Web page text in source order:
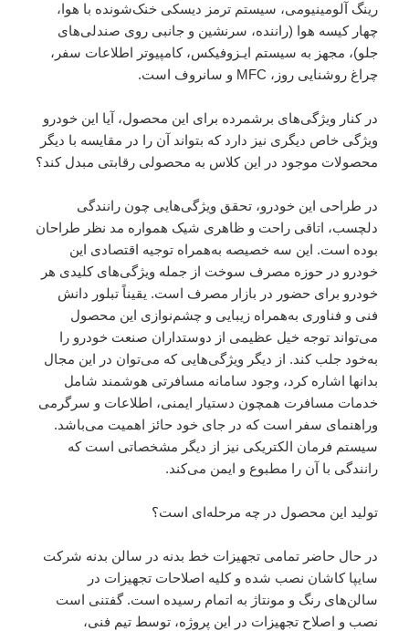
رینگ آلومینیومی، سیستم ترمز دیسکی خنک‌شونده با هوا،
چهار کیسه هوا (راننده، سرنشین و جانبی روی صندلی‌های
جلو)، مجهز به سیستم ایـزوفیکس، کامپیوتر اطلاعات سفر،
چراغ روشنایی روز، MFC و سانروف است.
در کنار ویژگی‌های برشمرده برای این محصول، آیا این خودرو
ویژگی خاص دیگری نیز دارد که بتواند آن را در مقایسه با دیگر
محصولات موجود در این کلاس به محصولی رقابتی مبدل کند؟
در طراحی این خودرو، تحقق ویژگی‌هایی چون رانندگی
دلچسب، اتاقی راحت و ظاهری شیک همواره مد نظر طراحان
بوده است. این سه خصیصه به‌همراه توجیه اقتصادی این
خودرو در حوزه مصرف سوخت از جمله ویژگی‌های کلیدی هر
خودرو برای حضور در بازار مصرف است. یقیناً تبلور دانش
فنی و فناوری به‌همراه زیبایی و چشم‌نوازی این محصول
می‌تواند توجه خیل عظیمی از دوستداران صنعت خودرو را
به‌خود جلب کند. از دیگر ویژگی‌هایی که می‌توان در این مجال
بدانها اشاره کرد، وجود سامانه مسافرتی هوشمند شامل
خدمات مسافرت همچون دستیار ایمنی، اطلاعات و سرگرمی
وراهنمای سفر است که در جای خود حائز اهمیت می‌باشد.
سیستم فرمان الکتریکی نیز از دیگر مشخصاتی است که
رانندگی با آن را مطبوع و ایمن می‌کند.
تولید این محصول در چه مرحله‌ای است؟
در حال حاضر تمامی تجهیزات خط بدنه در سالن بدنه شرکت
سایپا کاشان نصب شده و کلیه اصلاحات تجهیزات در
سالن‌های رنگ و مونتاژ به اتمام رسیده است. گفتنی است
نصب و اصلاح تجهیزات در این پروژه، توسط تیم فنی،